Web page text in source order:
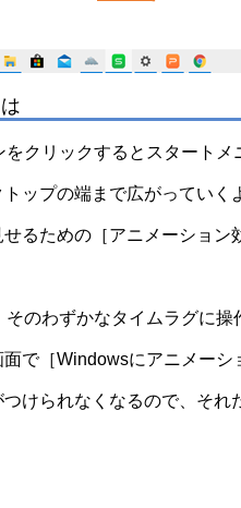
クリックするとスタート
ップの端まで広がっていく
るための［アニメーション
のわずかなタイムラグに
で［Windowsにアニメーシ
けられなくなるので、そ